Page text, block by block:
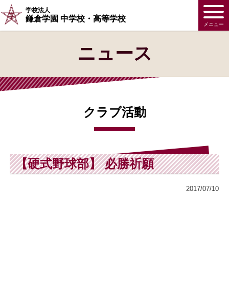
学校法人
鎌倉学園 中学校・高等学校
メニュー
ニュース
クラブ活動
【硬式野球部】 必勝祈願
2017/07/10